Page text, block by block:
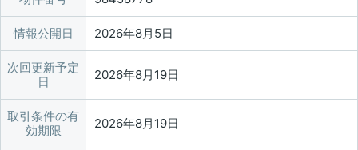
情報公開日 2026年8月5日
次回更新予定
日
2026年8月19日
取引条件の有
効期限
2026年8月19日